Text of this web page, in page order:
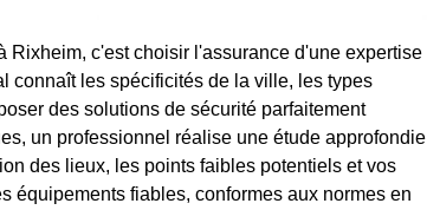
Rixheim, c'est choisir l'assurance d'une expertise
connaît les spécificités de la ville, les types
des solutions de sécurité parfaitement
un professionnel réalise une étude approfondie
des lieux, les points faibles potentiels et vos
équipements fiables, conformes aux normes en